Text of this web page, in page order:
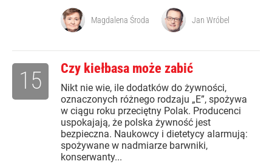
Magdalena Środa Jan Wróbel
Czy kiełbasa może zabić
Nikt nie wie, ile dodatków do żywności,
oznaczonych różnego rodzaju „E”, spożywa
w ciągu roku przeciętny Polak. Producenci
uspokajają, że polska żywność jest
bezpieczna. Naukowcy i dietetycy alarmują:
spożywane w nadmiarze barwniki,
konserwanty...
15